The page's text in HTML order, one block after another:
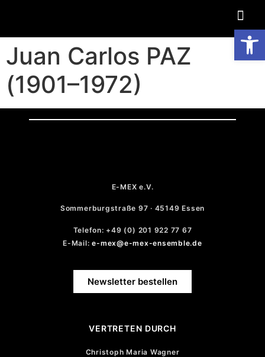
Juan Carlos PAZ
(1901–1972)
E-MEX e.V.
Sommerburgstraße 97 · 45149 Essen
Telefon: +49 (0) 201 922 77 67
E-Mail:e-mex@e-mex-ensemble.de
Newsletter bestellen
VERTRETEN DURCH
Christoph Maria Wagner